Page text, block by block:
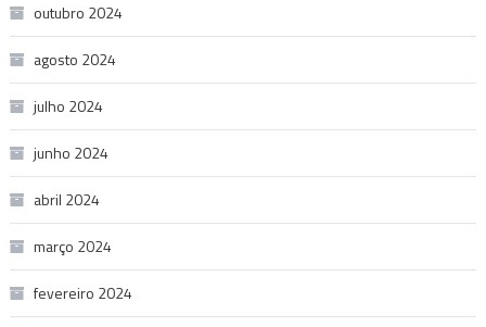
outubro 2024
agosto 2024
julho 2024
junho 2024
abril 2024
março 2024
fevereiro 2024